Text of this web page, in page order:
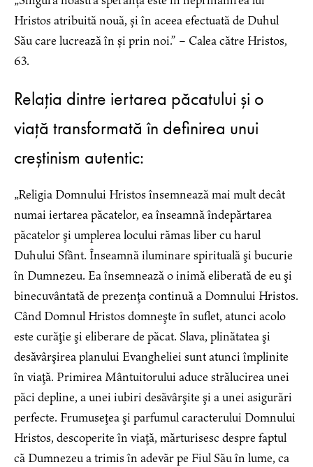
Hristos atribuită nouă, și în aceea efectuată de Duhul
Său care lucrează în și prin noi.” – Calea către Hristos,
63.
Relația dintre iertarea păcatului și o
viață transformată în definirea unui
creștinism autentic:
„Religia Domnului Hristos însemnează mai mult decât
numai iertarea păcatelor, ea înseamnă îndepărtarea
păcatelor şi umplerea locului rămas liber cu harul
Duhului Sfânt. Înseamnă iluminare spirituală şi bucurie
în Dumnezeu. Ea însemnează o inimă eliberată de eu şi
binecuvântată de prezenţa continuă a Domnului Hristos.
Când Domnul Hristos domneşte în suflet, atunci acolo
este curăţie şi eliberare de păcat. Slava, plinătatea şi
desăvârşirea planului Evangheliei sunt atunci împlinite
în viaţă. Primirea Mântuitorului aduce strălucirea unei
păci depline, a unei iubiri desăvârşite şi a unei asigurări
perfecte. Frumuseţea şi parfumul caracterului Domnului
Hristos, descoperite în viaţă, mărturisesc despre faptul
că Dumnezeu a trimis în adevăr pe Fiul Său în lume, ca